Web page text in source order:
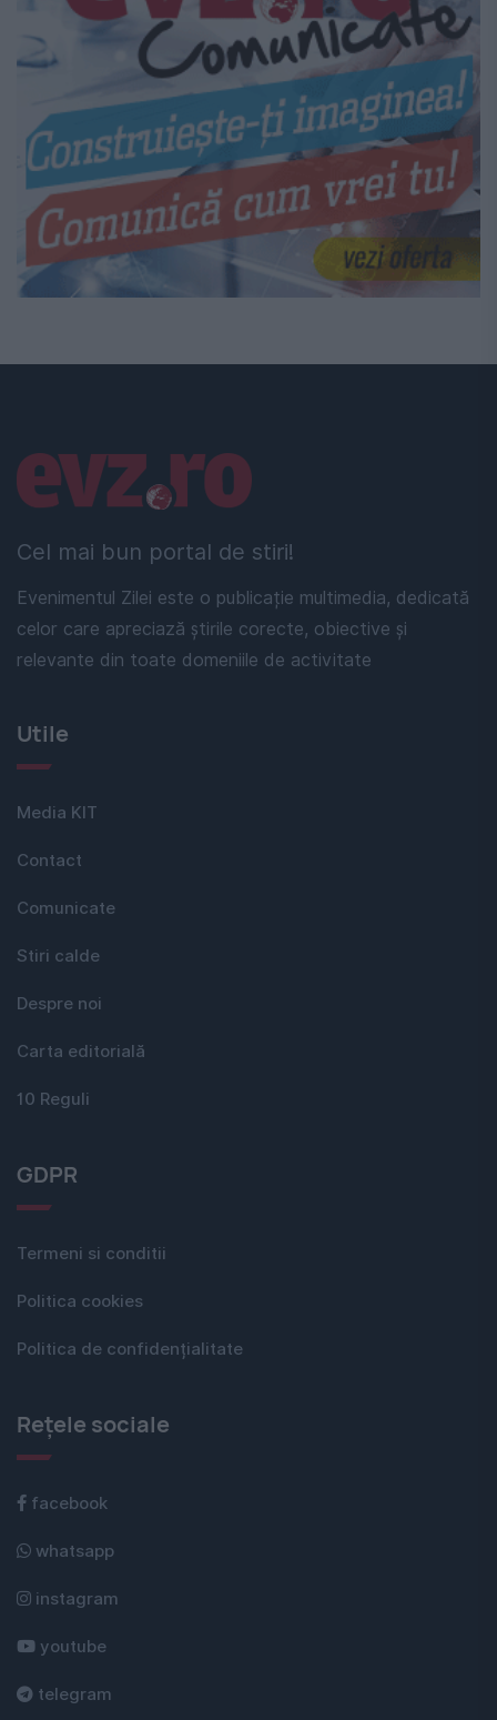
Cel mai bun portal de stiri!
Evenimentul Zilei este o publicație multimedia, dedicată
celor care apreciază știrile corecte, obiective și
relevante din toate domeniile de activitate
Linkuri utile
Utile
Media KIT
Contact
Comunicate
Stiri calde
Despre noi
Carta editorială
10 Reguli
GDPR
Termeni si conditii
Politica cookies
Politica de confidențialitate
Rețele sociale
facebook
whatsapp
instagram
youtube
telegram